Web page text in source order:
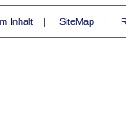
Inhalt | SiteMap |